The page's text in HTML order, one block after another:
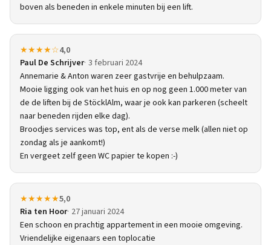
boven als beneden in enkele minuten bij een lift.
★★★★☆4,0
Paul De Schrijver 3 februari 2024
Annemarie & Anton waren zeer gastvrije en behulpzaam.
Mooie ligging ook van het huis en op nog geen 1.000 meter van
de de liften bij de StöcklAlm, waar je ook kan parkeren (scheelt
naar beneden rijden elke dag).
Broodjes services was top, ent als de verse melk (allen niet op
zondag als je aankomt!)
En vergeet zelf geen WC papier te kopen :-)
★★★★★5,0
Ria ten Hoor 27 januari 2024
Een schoon en prachtig appartement in een mooie omgeving.
Vriendelijke eigenaars een toplocatie